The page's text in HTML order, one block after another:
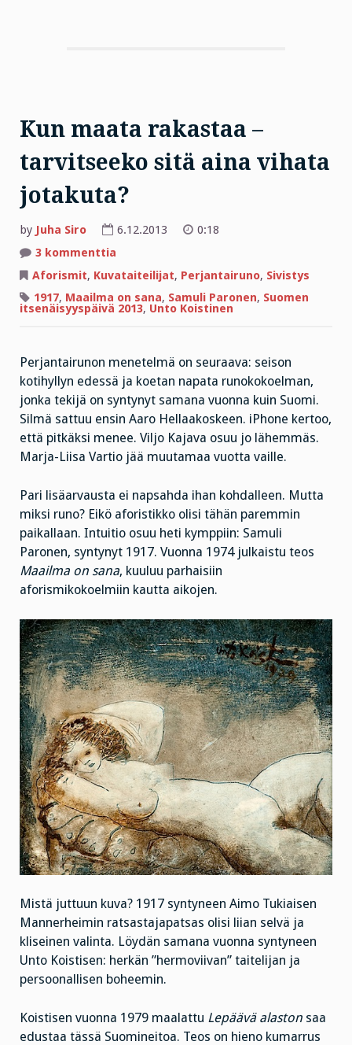
Kun maata rakastaa –
tarvitseeko sitä aina vihata
jotakuta?
by Juha Siro 6.12.2013
0:18
3 kommenttia
maata
rakastaa
–
tarvitseeko
Aforismit, Kuvataiteilijat, Perjantairuno, Sivistys
1917, Maailma on sana, Samuli Paronen, Suomen
itsenäisyyspäivä 2013, Unto Koistinen
Perjantairunon menetelmä on seuraava: seison
kotihyllyn edessä ja koetan napata runokokoelman,
jonka tekijä on syntynyt samana vuonna kuin Suomi.
Silmä sattuu ensin Aaro Hellaakoskeen. iPhone kertoo,
että pitkäksi menee. Viljo Kajava osuu jo lähemmäs.
Marja-Liisa Vartio jää muutamaa vuotta vaille.
Pari lisäarvausta ei napsahda ihan kohdalleen. Mutta
miksi runo? Eikö aforistikko olisi tähän paremmin
paikallaan. Intuitio osuu heti kymppiin: Samuli
Paronen, syntynyt 1917. Vuonna 1974 julkaistu teos
Maailma on sana, kuuluu parhaisiin
aforismikokoelmiin kautta aikojen.
Mistä juttuun kuva? 1917 syntyneen Aimo Tukiaisen
Mannerheimin ratsastajapatsas olisi liian selvä ja
kliseinen valinta. Löydän samana vuonna syntyneen
Unto Koistisen: herkän ”hermoviivan” taitelijan ja
persoonallisen boheemin.
Koistisen vuonna 1979 maalattu Lepäävä alaston saa
edustaa tässä Suomineitoa. Teos on hieno kumarrus